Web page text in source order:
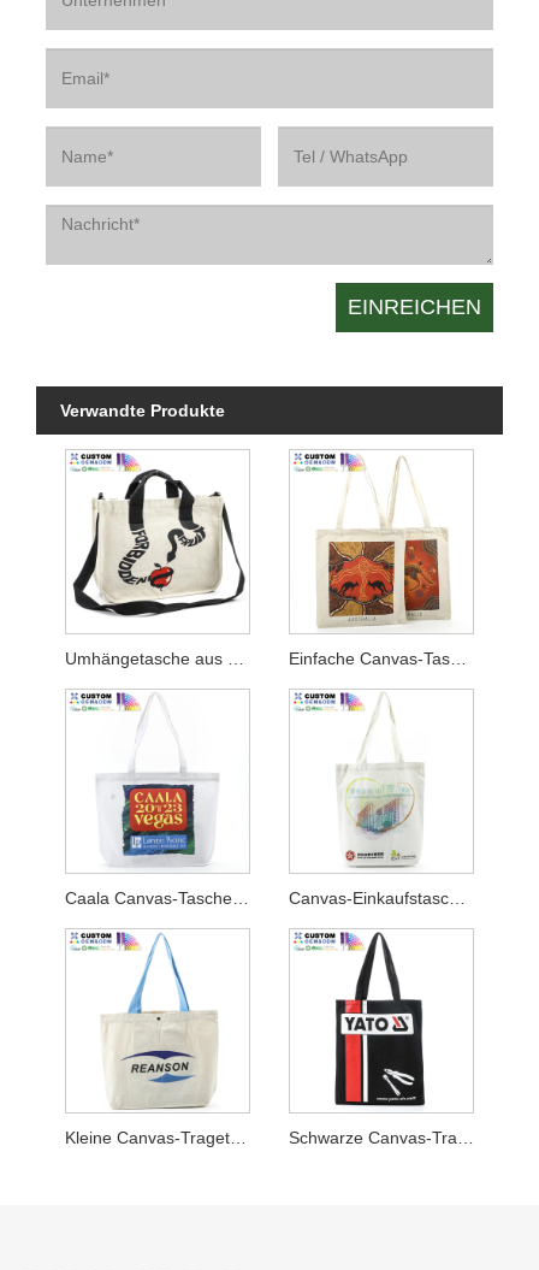
Verwandte Produkte
Caala Canvas-Tasche mit Bodenfalte
Kleine Canvas-Tragetasche mit unterem Zwickel und blauem Griff